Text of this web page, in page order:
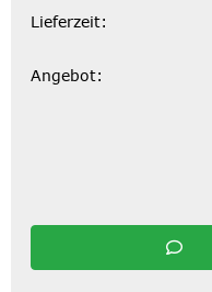
Lieferzeit:
Angebot: